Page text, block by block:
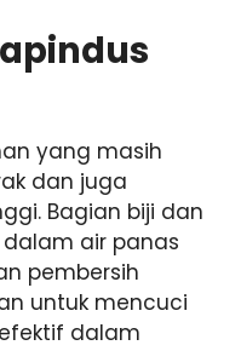
yang masih
dan juga
Bagian biji dan
air panas
pembersih
untuk mencuci
dalam